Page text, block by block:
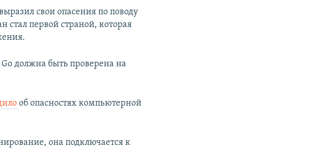
свои опасения по поводу
стал первой страной, которая
Go должна быть проверена на
об опасностях компьютерной
она подключается к